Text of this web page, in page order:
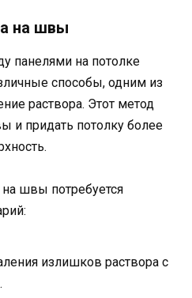
на швы
панелями на потолке
способы, одним из
раствора. Этот метод
и придать потолку более
швы потребуется
излишков раствора с